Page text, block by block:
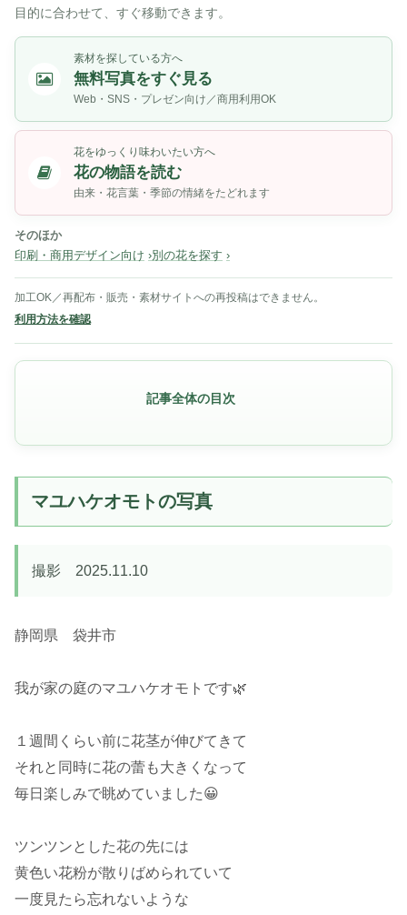
目的に合わせて、すぐ移動できます。
素材を探している方へ
無料写真をすぐ見る
Web・SNS・プレゼン向け／商用利用OK
花をゆっくり味わいたい方へ
花の物語を読む
由来・花言葉・季節の情緒をたどれます
そのほか
印刷・商用デザイン向け
別の花を探す
加工OK／再配布・販売・素材サイトへの再投稿はできません。
利用方法を確認
記事全体の目次
マユハケオモトの写真
撮影 2025.11.10
静岡県 袋井市
我が家の庭のマユハケオモトです🌿
１週間くらい前に花茎が伸びてきて
それと同時に花の蕾も大きくなって
毎日楽しみで眺めていました😀
ツンツンとした花の先には
黄色い花粉が散りばめられていて
一度見たら忘れないような